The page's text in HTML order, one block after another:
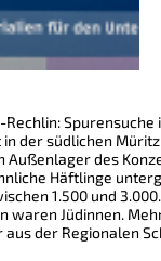
Spurensuche
der südlichen
Außenlager des
Häftlinge
1.500 und
waren Jüdinnen.
der Regionalen